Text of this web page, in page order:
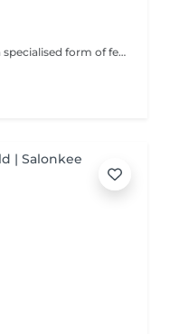
Keep your feet happy and healthy! is a specialised form of feet treatment where a nail master eliminates such problems as calluses, cracks and deformed nails etc. How is pedicure medical done? - problem is identified - feet are disinfected and softened - calloused skin is removed - nail plate is treated - skin is treated - medical cream is applied Age restrictions: recommended to do from 16 years. Post procedure recommendations: professional home care is recommended after the procedure. Frequency: once in 3-4 weeks.